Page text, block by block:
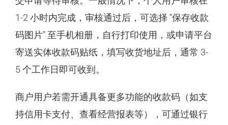
1-2 小时内完成，审核通过后，可选择 “保存收款
码图片” 至手机相册，自行打印使用，或申请平台
寄送实体收款码贴纸，填写收货地址后，通常 3-
5 个工作日即可收到。
商户用户若需开通具备更多功能的收款码（如支
持信用卡支付、查看经营报表等），可通过银行